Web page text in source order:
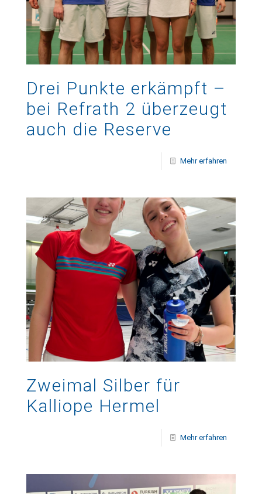
Drei Punkte erkämpft –
bei Refrath 2 überzeugt
auch die Reserve
Mehr erfahren
Zweimal Silber für
Kalliope Hermel
Mehr erfahren